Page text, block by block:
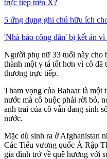
trực tiếp trên X?
5 ứng dụng ghi chú hữu ích
'Nhà báo công dân' bị kết án
Người phụ nữ 33 tuổi này cho
thành một y tá tốt hơn vì cô đã
thương trực tiếp.
Tham vọng của Bahaar là một
nước mà cô buộc phải rời bỏ,
anh trai của cô vẫn đang sinh
nước.
Mặc dù sinh ra ở Afghanistan
Các Tiểu vương quốc Ả Rập
gia đình trở về quê hương với